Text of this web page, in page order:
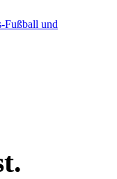
Fußball und